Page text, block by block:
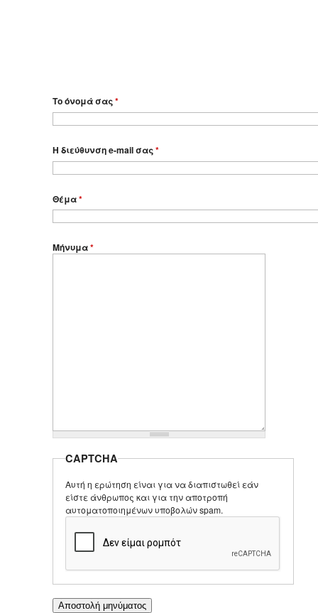
Το όνομά σας*
Η διεύθυνση e-mail σας*
Θέμα*
Μήνυμα*
CAPTCHA
Αυτή η ερώτηση είναι για να διαπιστωθεί εάν
είστε άνθρωπος και για την αποτροπή
αυτοματοποιημένων υποβολών spam.